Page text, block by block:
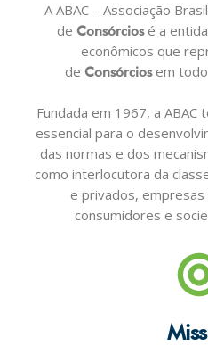
A ABAC – Associação
de Consórciosé a
econômicos que
de Consórciosem todo
Fundada em 1967, a
essencial para o
das normas e dos
como interlocutora da
e privados,
consumidores e